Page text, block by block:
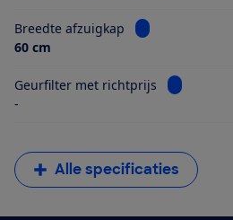
Breedte afzuigkap
Bekijk
60 cm
Geurfilter met richtprijs
Bekijk
-
Alle specificaties